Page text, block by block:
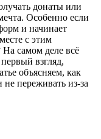
донаты или
Особенно если
и начинает
с этим
На самом деле всё
взгляд,
объясняем, как
переживать из-за